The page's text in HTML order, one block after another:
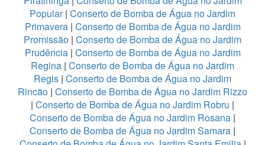
Popular| Conserto de Bomba de Água no Jardim
Primavera| Conserto de Bomba de Água no Jardim
Promissão | Conserto de Bomba de Água no Jardim
Prudência| Conserto de Bomba de Água no Jardim
Regina | Conserto de Bomba de Água no Jardim
Regis | Conserto de Bomba de Água no Jardim
Rincão | Conserto de Bomba de Água no Jardim Rizzo
| Conserto de Bomba de Água no Jardim Robru |
Conserto de Bomba de Água no Jardim Rosana |
Conserto de Bomba de Água no Jardim Samara |